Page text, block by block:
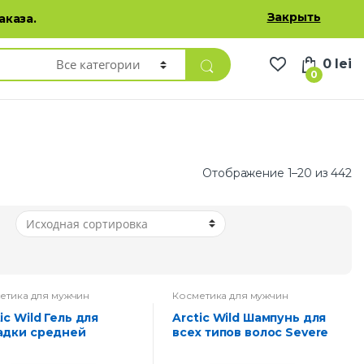
Избранные товары Русский
0
0 lei
Отображение 1–20 из 442
для мужчин
средней
Косметика для мужчин
Arctic Wild Шампунь для
всех типов волос Severe
Закрыть